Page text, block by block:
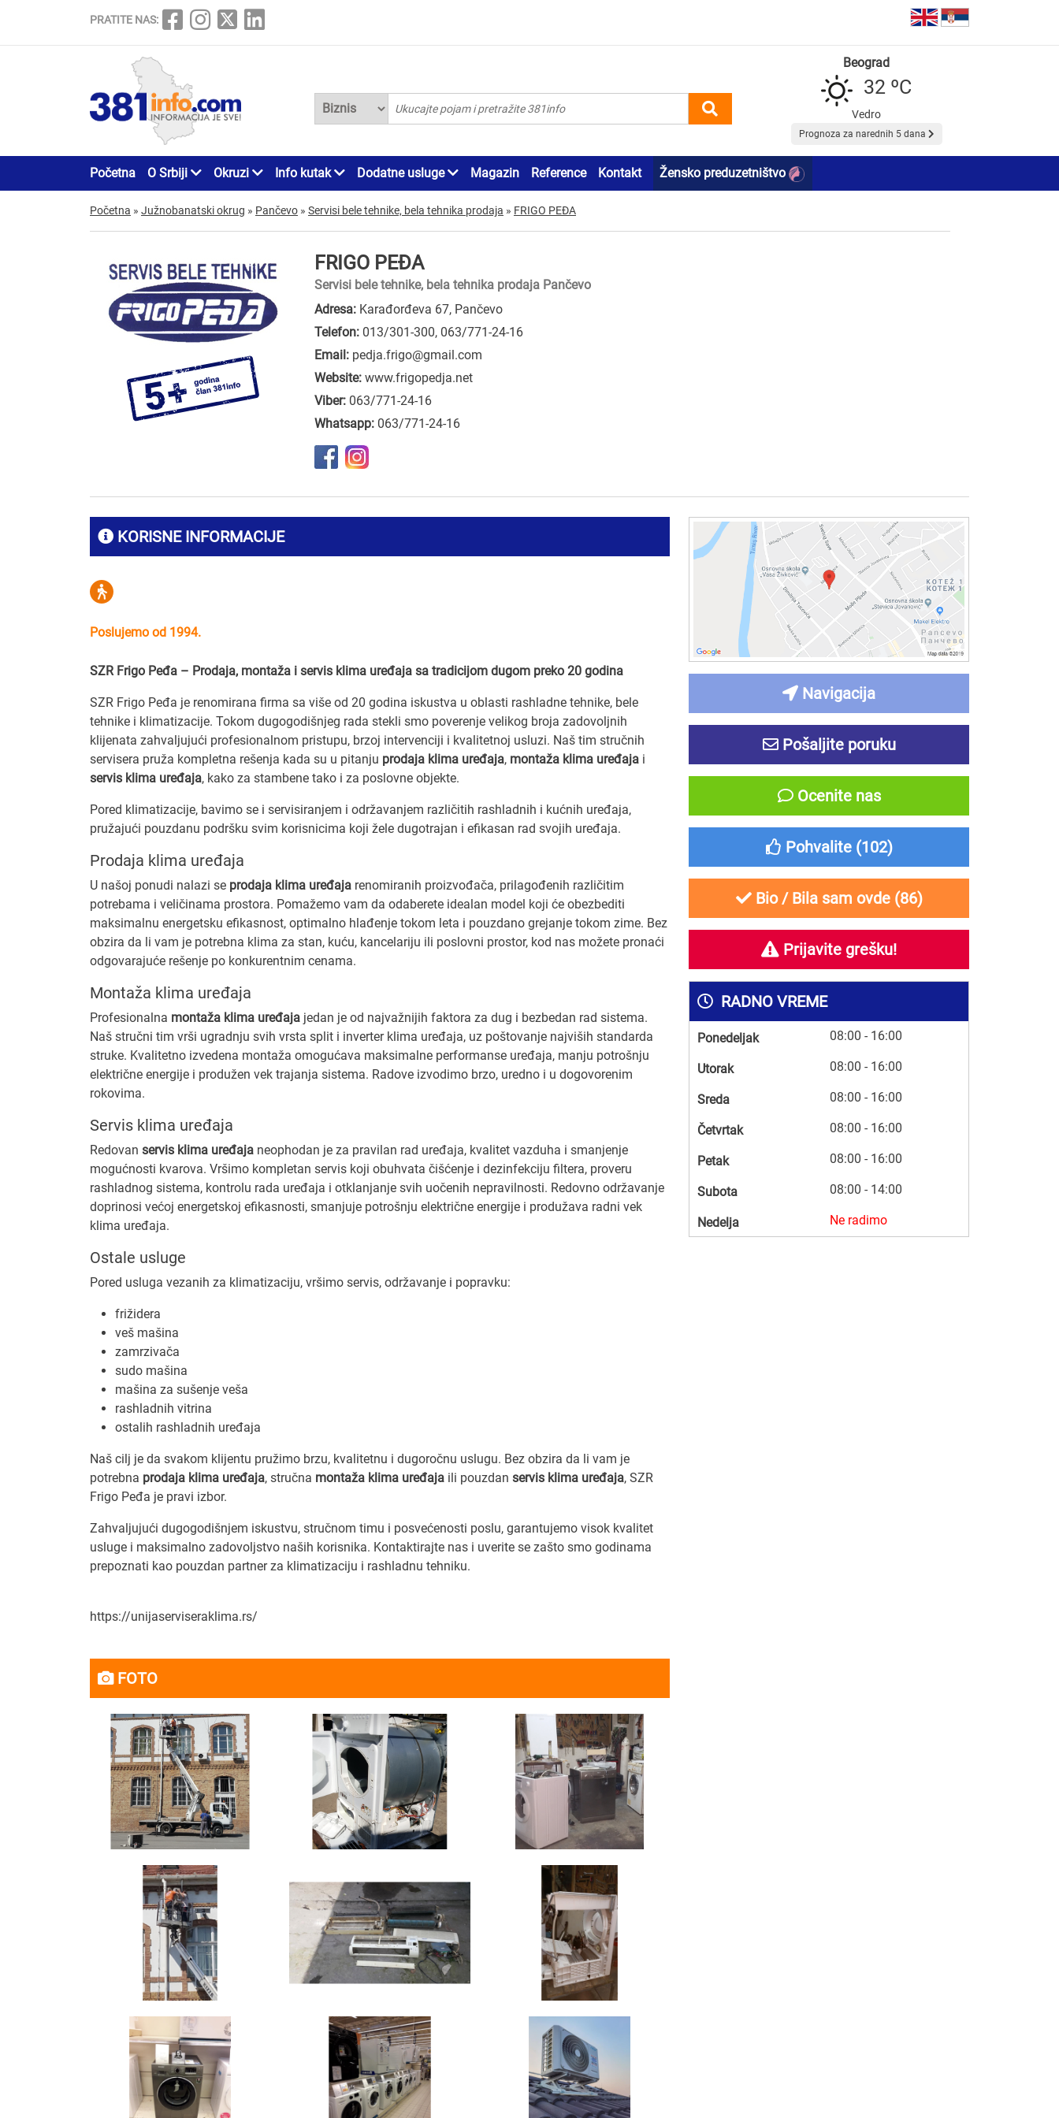
PRATITE NAS:
Beograd
32 ºC
Vedro
Prognoza za narednih 5 dana
Početna O Srbiji Okruzi Info kutak Dodatne usluge Magazin Reference Kontakt Žensko preduzetništvo
Početna » Južnobanatski okrug » Pančevo » Servisi bele tehnike, bela tehnika prodaja » FRIGO PEĐA
FRIGO PEĐA
Servisi bele tehnike, bela tehnika prodaja Pančevo
Adresa: Karađorđeva 67, Pančevo
Telefon: 013/301-300, 063/771-24-16
Email: pedja.frigo@gmail.com
Website: www.frigopedja.net
Viber: 063/771-24-16
Whatsapp: 063/771-24-16
KORISNE INFORMACIJE
Poslujemo od 1994.
SZR Frigo Peđa – Prodaja, montaža i servis klima uređaja sa tradicijom dugom preko 20 godina
SZR Frigo Peđa je renomirana firma sa više od 20 godina iskustva u oblasti rashladne tehnike, bele
tehnike i klimatizacije. Tokom dugogodišnjeg rada stekli smo poverenje velikog broja zadovoljnih
klijenata zahvaljujući profesionalnom pristupu, brzoj intervenciji i kvalitetnoj usluzi. Naš tim stručnih
servisera pruža kompletna rešenja kada su u pitanju prodaja klima uređaja, montaža klima uređaja i
servis klima uređaja, kako za stambene tako i za poslovne objekte.
Pored klimatizacije, bavimo se i servisiranjem i održavanjem različitih rashladnih i kućnih uređaja,
pružajući pouzdanu podršku svim korisnicima koji žele dugotrajan i efikasan rad svojih uređaja.
Prodaja klima uređaja
U našoj ponudi nalazi se prodaja klima uređaja renomiranih proizvođača, prilagođenih različitim
potrebama i veličinama prostora. Pomažemo vam da odaberete idealan model koji će obezbediti
maksimalnu energetsku efikasnost, optimalno hlađenje tokom leta i pouzdano grejanje tokom zime. Bez
obzira da li vam je potrebna klima za stan, kuću, kancelariju ili poslovni prostor, kod nas možete pronaći
odgovarajuće rešenje po konkurentnim cenama.
Montaža klima uređaja
Profesionalna montaža klima uređaja jedan je od najvažnijih faktora za dug i bezbedan rad sistema.
Naš stručni tim vrši ugradnju svih vrsta split i inverter klima uređaja, uz poštovanje najviših standarda
struke. Kvalitetno izvedena montaža omogućava maksimalne performanse uređaja, manju potrošnju
električne energije i produžen vek trajanja sistema. Radove izvodimo brzo, uredno i u dogovorenim
rokovima.
Servis klima uređaja
Redovan servis klima uređaja neophodan je za pravilan rad uređaja, kvalitet vazduha i smanjenje
mogućnosti kvarova. Vršimo kompletan servis koji obuhvata čišćenje i dezinfekciju filtera, proveru
rashladnog sistema, kontrolu rada uređaja i otklanjanje svih uočenih nepravilnosti. Redovno održavanje
doprinosi većoj energetskoj efikasnosti, smanjuje potrošnju električne energije i produžava radni vek
klima uređaja.
Ostale usluge
Pored usluga vezanih za klimatizaciju, vršimo servis, održavanje i popravku:
frižidera
veš mašina
zamrzivača
sudo mašina
mašina za sušenje veša
rashladnih vitrina
ostalih rashladnih uređaja
Naš cilj je da svakom klijentu pružimo brzu, kvalitetnu i dugoročnu uslugu. Bez obzira da li vam je
potrebna prodaja klima uređaja, stručna montaža klima uređaja ili pouzdan servis klima uređaja, SZR
Frigo Peđa je pravi izbor.
Zahvaljujući dugogodišnjem iskustvu, stručnom timu i posvećenosti poslu, garantujemo visok kvalitet
usluge i maksimalno zadovoljstvo naših korisnika. Kontaktirajte nas i uverite se zašto smo godinama
prepoznati kao pouzdan partner za klimatizaciju i rashladnu tehniku.
https://unijaserviseraklima.rs/
FOTO
Navigacija
Pošaljite poruku
Ocenite nas
Pohvalite (102)
Bio / Bila sam ovde (86)
Prijavite grešku!
RADNO VREME
Ponedeljak 08:00 - 16:00
Utorak 08:00 - 16:00
Sreda 08:00 - 16:00
Četvrtak 08:00 - 16:00
Petak 08:00 - 16:00
Subota 08:00 - 14:00
Nedelja Ne radimo